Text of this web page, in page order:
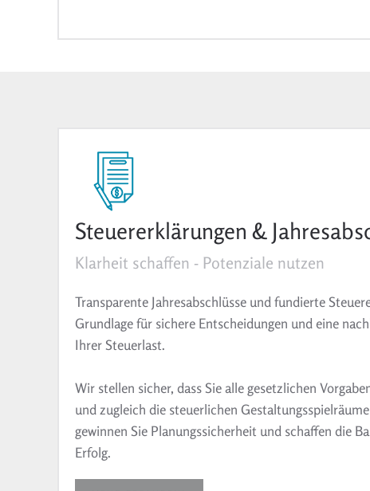
Steuererklärungen &
Klarheit schaffen - Potenziale nutzen
Transparente Jahresabschlüsse und fundierte
Grundlage für sichere Entscheidungen und eine
Ihrer Steuerlast.
Wir stellen sicher, dass Sie alle gesetzlichen
und zugleich die steuerlichen
gewinnen Sie Planungssicherheit und schaffen die
Erfolg.